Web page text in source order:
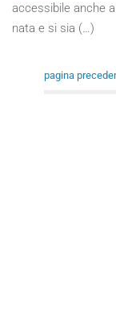
accessibile anche
nata e si sia (…)
pagina